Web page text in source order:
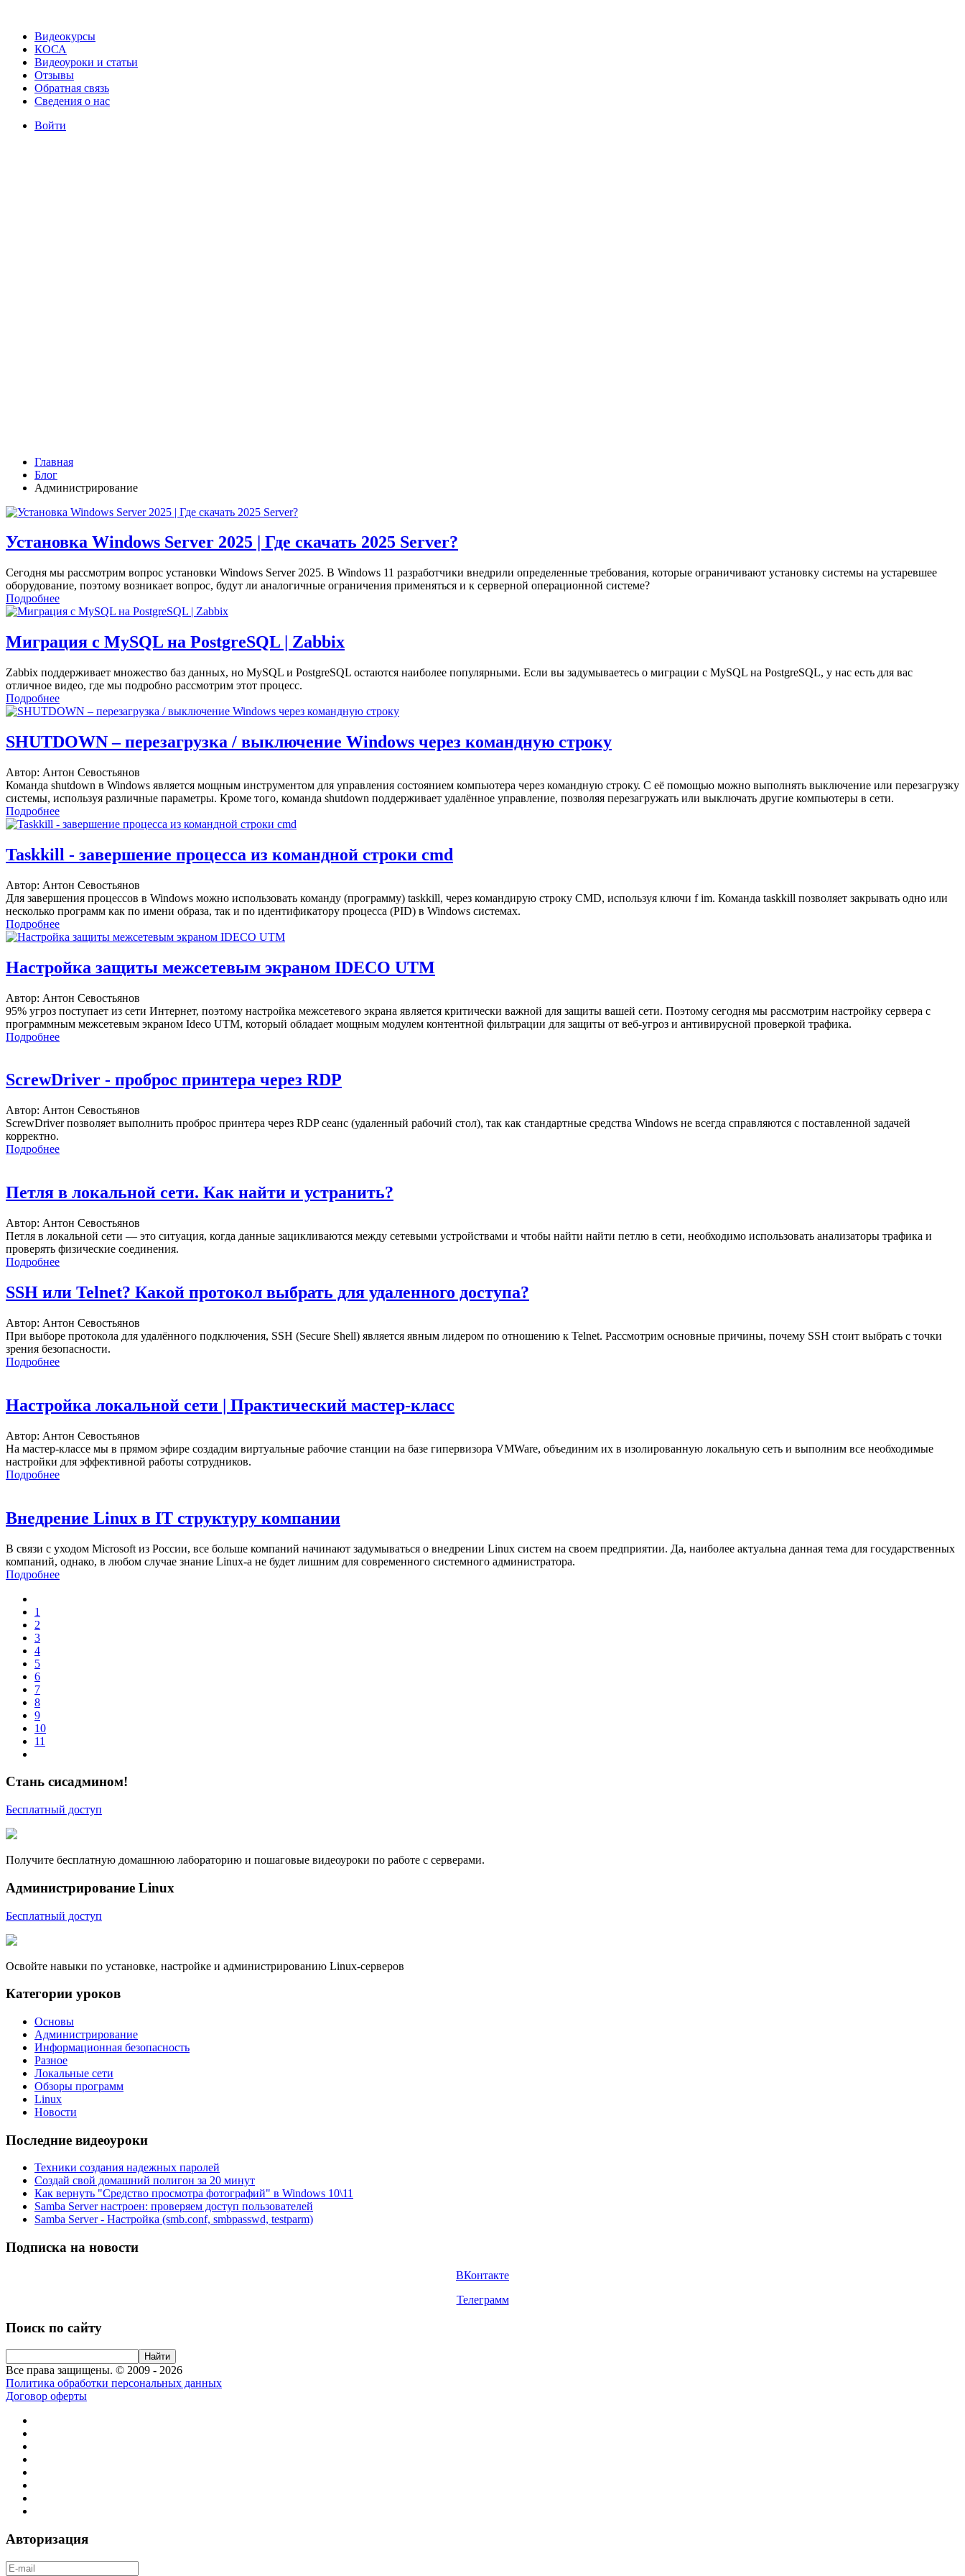
Видеокурсы
КОСА
Видеоуроки и статьи
Отзывы
Обратная связь
Сведения о нас
Войти
Главная
Блог
Администрирование
Установка Windows Server 2025 | Где скачать 2025 Server?
Сегодня мы рассмотрим вопрос установки Windows Server 2025. В Windows 11 разработчики внедрили определенные требования, которые ограничивают установку системы на устаревшее
оборудование, поэтому возникает вопрос, будут ли аналогичные ограничения применяться и к серверной операционной системе?
Подробнее
Миграция с MySQL на PostgreSQL | Zabbix
Zabbix поддерживает множество баз данных, но MySQL и PostgreSQL остаются наиболее популярными. Если вы задумываетесь о миграции с MySQL на PostgreSQL, у нас есть для вас
отличное видео, где мы подробно рассмотрим этот процесс.
Подробнее
SHUTDOWN – перезагрузка / выключение Windows через командную строку
Автор: Антон Севостьянов
Команда shutdown в Windows является мощным инструментом для управления состоянием компьютера через командную строку. С её помощью можно выполнять выключение или перезагрузку
системы, используя различные параметры. Кроме того, команда shutdown поддерживает удалённое управление, позволяя перезагружать или выключать другие компьютеры в сети.
Подробнее
Taskkill - завершение процесса из командной строки cmd
Автор: Антон Севостьянов
Для завершения процессов в Windows можно использовать команду (программу) taskkill, через командирую строку CMD, используя ключи f im. Команда taskkill позволяет закрывать одно или
несколько программ как по имени образа, так и по идентификатору процесса (PID) в Windows системах.
Подробнее
Настройка защиты межсетевым экраном IDECO UTM
Автор: Антон Севостьянов
95% угроз поступает из сети Интернет, поэтому настройка межсетевого экрана является критически важной для защиты вашей сети. Поэтому сегодня мы рассмотрим настройку сервера с
программным межсетевым экраном Ideco UTM, который обладает мощным модулем контентной фильтрации для защиты от веб-угроз и антивирусной проверкой трафика.
Подробнее
ScrewDriver - проброс принтера через RDP
Автор: Антон Севостьянов
ScrewDriver позволяет выполнить проброс принтера через RDP сеанс (удаленный рабочий стол), так как стандартные средства Windows не всегда справляются с поставленной задачей
корректно.
Подробнее
Петля в локальной сети. Как найти и устранить?
Автор: Антон Севостьянов
Петля в локальной сети — это ситуация, когда данные зацикливаются между сетевыми устройствами и чтобы найти найти петлю в сети, необходимо использовать анализаторы трафика и
проверять физические соединения.
Подробнее
SSH или Telnet? Какой протокол выбрать для удаленного доступа?
Автор: Антон Севостьянов
При выборе протокола для удалённого подключения, SSH (Secure Shell) является явным лидером по отношению к Telnet. Рассмотрим основные причины, почему SSH стоит выбрать с точки
зрения безопасности.
Подробнее
Настройка локальной сети | Практический мастер-класс
Автор: Антон Севостьянов
На мастер-классе мы в прямом эфире создадим виртуальные рабочие станции на базе гипервизора VMWare, объединим их в изолированную локальную сеть и выполним все необходимые
настройки для эффективной работы сотрудников.
Подробнее
Внедрение Linux в IT структуру компании
В связи с уходом Microsoft из России, все больше компаний начинают задумываться о внедрении Linux систем на своем предприятии. Да, наиболее актуальна данная тема для государственных
компаний, однако, в любом случае знание Linux-а не будет лишним для современного системного администратора.
Подробнее
1
2
3
4
5
6
7
8
9
10
11
Стань сисадмином!
Бесплатный доступ
Получите бесплатную домашнюю лабораторию и пошаговые видеоуроки по работе с серверами.
Администрирование Linux
Бесплатный доступ
Освойте навыки по установке, настройке и администрированию Linux-серверов
Категории уроков
Основы
Администрирование
Информационная безопасность
Разное
Локальные сети
Обзоры программ
Linux
Новости
Последние видеоуроки
Техники создания надежных паролей
Создай свой домашний полигон за 20 минут
Как вернуть "Средство просмотра фотографий" в Windows 10\11
Samba Server настроен: проверяем доступ пользователей
Samba Server - Настройка (smb.conf, smbpasswd, testparm)
Подписка на новости
ВКонтакте
Телеграмм
Поиск по сайту
Все права защищены. © 2009 - 2026
Политика обработки персональных данных
Договор оферты
Авторизация